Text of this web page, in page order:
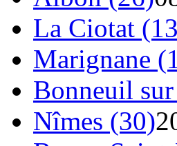
La Ciotat
Marignane
Bonneuil
Nîmes (30)